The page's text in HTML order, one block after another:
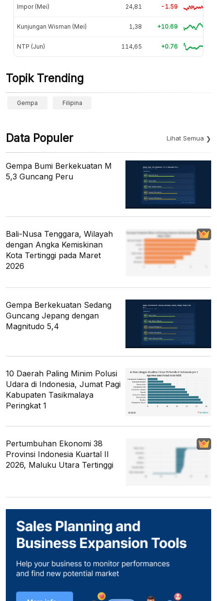
Impor (Mei) 24,81 -1.59
Kunjungan Wisman (Mei) 1,38 +10.69
NTP (Jun) 114,65 +0.76
Topik Trending
Gempa Filipina
Data Populer Lihat Semua
Gempa Bumi Berkekuatan M
5,3 Guncang Peru
Bali-Nusa Tenggara, Wilayah
dengan Angka Kemiskinan
Kota Tertinggi pada Maret
2026
Gempa Berkekuatan Sedang
Guncang Jepang dengan
Magnitudo 5,4
10 Daerah Paling Minim Polusi
Udara di Indonesia, Jumat Pagi
Kabupaten Tasikmalaya
Peringkat 1
Pertumbuhan Ekonomi 38
Provinsi Indonesia Kuartal II
2026, Maluku Utara Tertinggi